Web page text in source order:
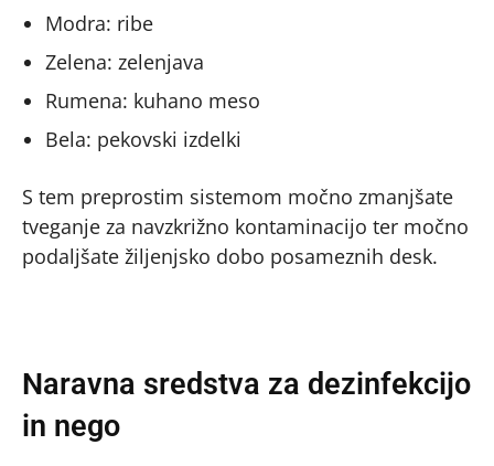
Modra: ribe
Zelena: zelenjava
Rumena: kuhano meso
Bela: pekovski izdelki
S tem preprostim sistemom močno zmanjšate
tveganje za navzkrižno kontaminacijo ter močno
podaljšate žiljenjsko dobo posameznih desk.
Naravna sredstva za dezinfekcijo
in nego